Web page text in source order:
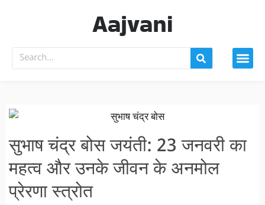
Aajvani
सुभाष चंद्र बोस जयंती: 23 जनवरी का
महत्व और उनके जीवन के अनमोल
प्रेरणा स्त्रोत